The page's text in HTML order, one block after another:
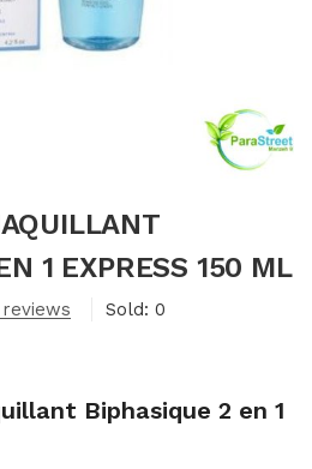
1 EXPRESS 150 ML
Sold: 0
Biphasique 2 en 1